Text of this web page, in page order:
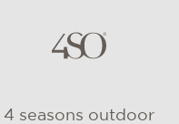
4 seasons outdoor